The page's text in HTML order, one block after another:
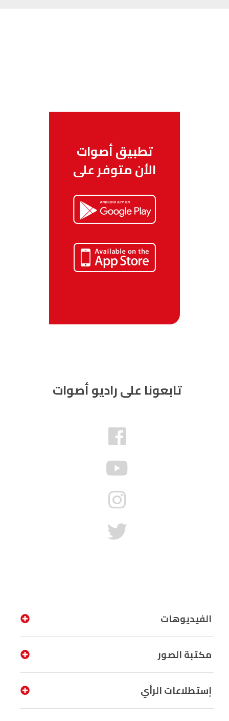
تطبيق أصوات
الأن متوفر على
تابعونا على راديو أصوات
الفيديوهات
مكتبة الصور
إستطلاعات الرأي